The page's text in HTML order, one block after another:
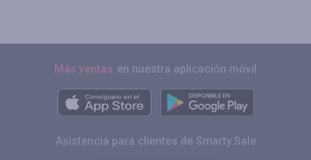
Más ventas en nuestra aplicación móvil
Asistencia para clientes de Smarty.Sale